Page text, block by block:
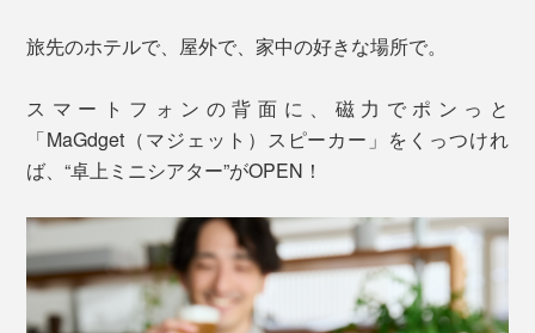
旅先のホテルで、屋外で、家中の好きな場所で。
スマートフォンの背面に、磁力でポンっと
「MaGdget（マジェット）スピーカー」をくっつけれ
ば、“卓上ミニシアター”がOPEN！